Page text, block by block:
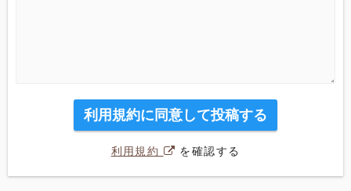
利用規約に同意して投稿する
利用規約 を確認する